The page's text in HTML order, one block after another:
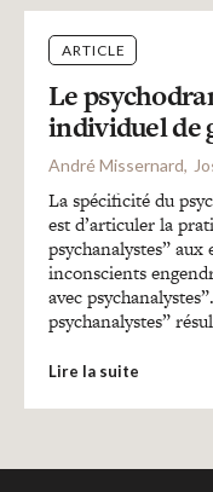
Blocs-notes
Recherches
Entretiens
Revues
ARTICLE
Le
individuel de
André Missernard
La spécificité du
est d’articuler la
psychanalystes”
inconscients
avec
psychanalystes”
Lire la suite